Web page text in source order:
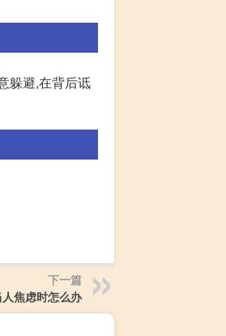
躲避,在背后诋
下一篇
人焦虑时怎么办